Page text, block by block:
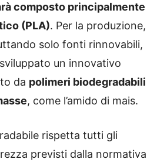
composto principalmente
(PLA). Per la produzione,
solo fonti rinnovabili,
un innovativo
da polimeri biodegradabili
, come l’amido di mais.
rispetta tutti gli
previsti dalla normativa